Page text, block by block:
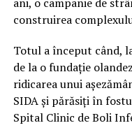
construirea
Totul a început când,
de la o fundație
ridicarea unui
SIDA și părăsiți în
Spital Clinic de Boli